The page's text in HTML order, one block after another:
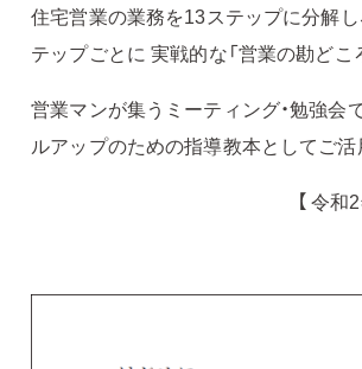
住宅営業の業務を13ステップに分解し
テップごとに 実戦的な「営業の勘どこ
営業マンが集うミーティング・勉強会
ルアップのための指導教本としてご活
【 令和